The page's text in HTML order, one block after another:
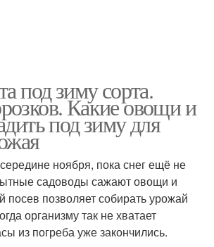
под зиму сорта.
Какие овощи и
под зиму для
ноября, пока снег ещё не
садоводы сажают овощи и
посев позволяет собирать урожай
организму так не хватает
из погреба уже закончились.